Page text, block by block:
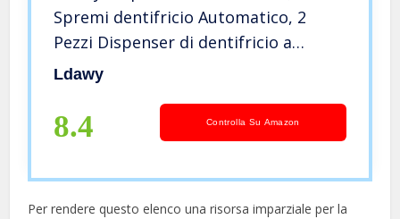
Spremi dentifricio Automatico, 2
Pezzi Dispenser di dentifricio a
Parete per Bagno
Ldawy
8.4 Controlla Su Amazon
Per rendere questo elenco una risorsa imparziale per la